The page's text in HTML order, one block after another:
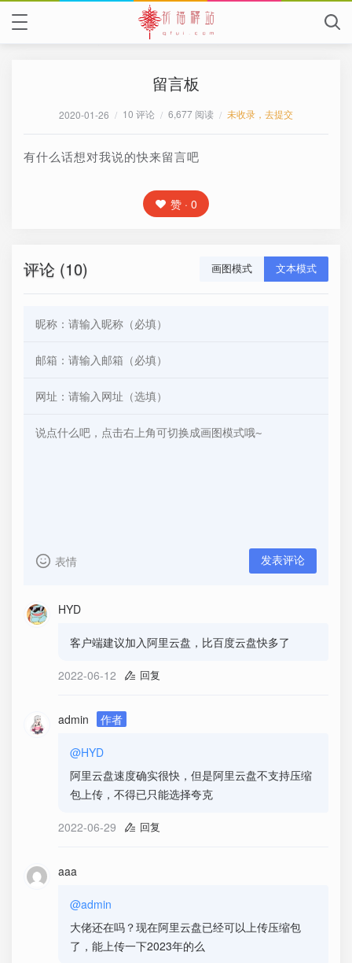
留言板
2020-01-26 / 10 评论 / 6,677 阅读 / 未收录，去提交
有什么话想对我说的快来留言吧
赞 · 0
评论 (10) 画图模式 文本模式
表情 发表评论
HYD
客户端建议加入阿里云盘，比百度云盘快多了
2022-06-12 回复
admin 作者
@HYD
阿里云盘速度确实很快，但是阿里云盘不支持压缩
包上传，不得已只能选择夸克
2022-06-29 回复
aaa
@admin
大佬还在吗？现在阿里云盘已经可以上传压缩包
了，能上传一下2023年的么